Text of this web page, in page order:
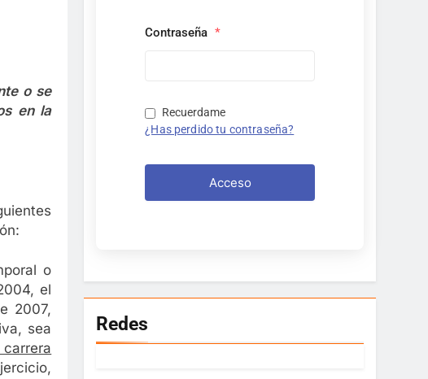
o se
en la
o
el
2007,
sea
Contraseña *
Recuerdame
¿Has perdido tu contraseña?
Acceso
Redes